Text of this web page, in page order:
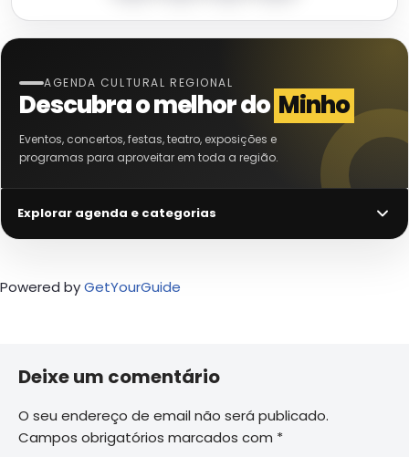
AGENDA CULTURAL REGIONAL
Descubra o melhor do Minho
Eventos, concertos, festas, teatro, exposições e
programas para aproveitar em toda a região.
Explorar agenda e categorias
Powered byGetYourGuide
Deixe um comentário
O seu endereço de email não será publicado.
Campos obrigatórios marcados com *